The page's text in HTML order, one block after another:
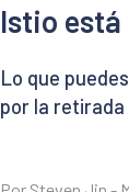
Istio
Lo que
por la